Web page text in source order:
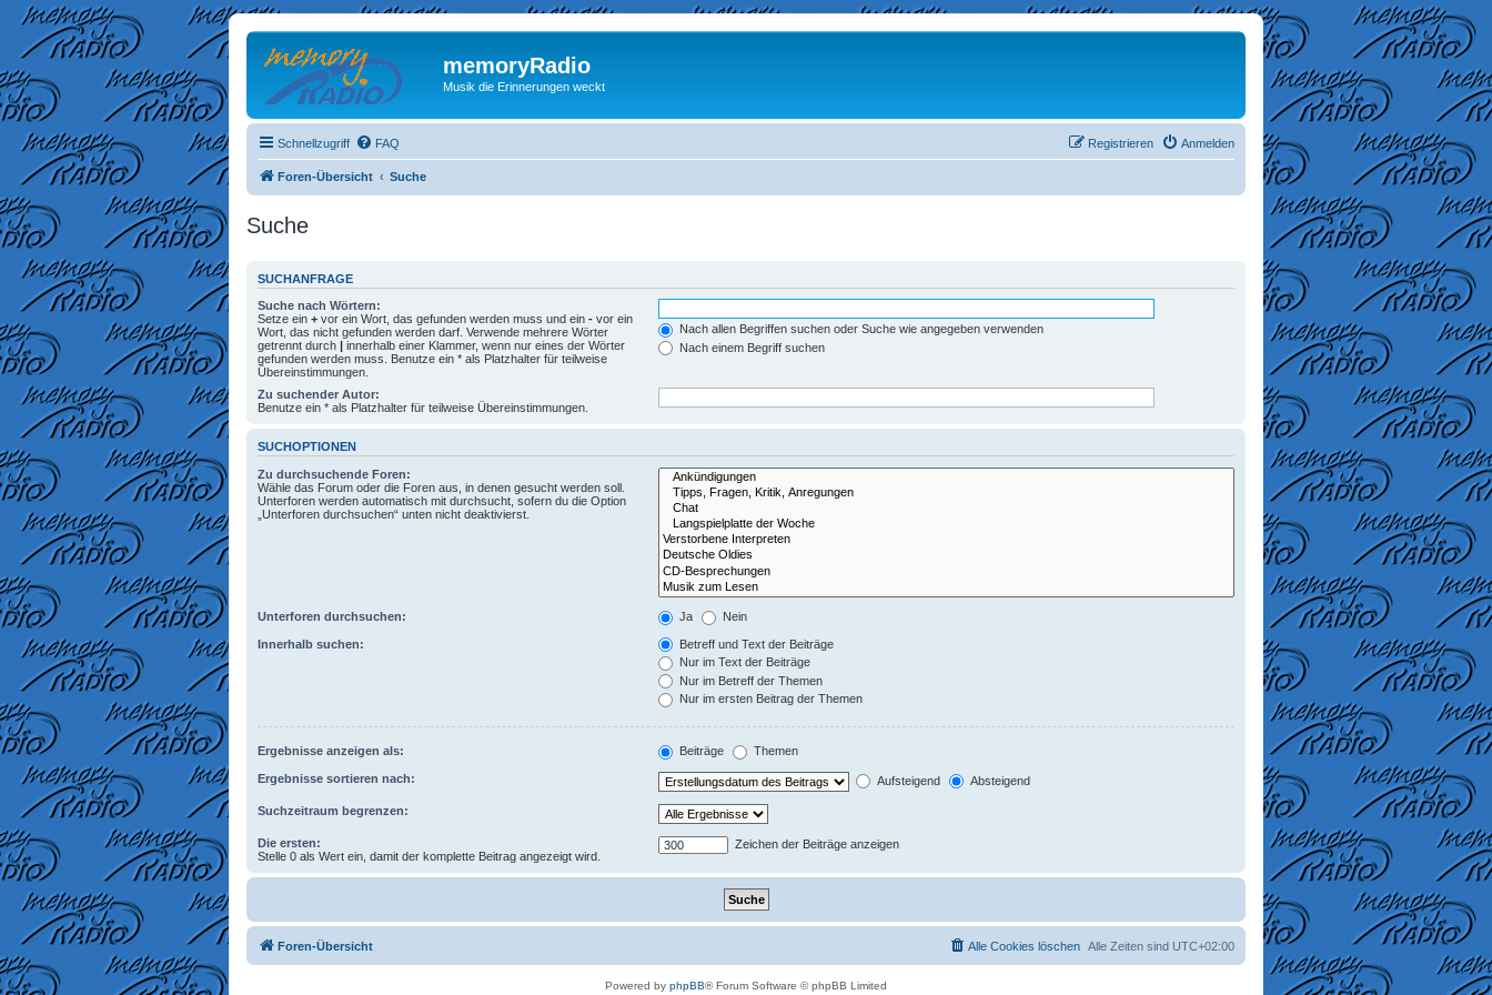
memoryRadio
Musik die Erinnerungen weckt
Schnellzugriff FAQ Anmelden
Registrieren
Foren-Übersicht Suche
Suche
SUCHANFRAGE
Suche nach Wörtern:
Setze ein + vor ein Wort, das gefunden werden muss und ein - vor ein
Wort, das nicht gefunden werden darf. Verwende mehrere Wörter
getrennt durch | innerhalb einer Klammer, wenn nur eines der Wörter
gefunden werden muss. Benutze ein * als Platzhalter für teilweise
Übereinstimmungen.
Nach allen Begriffen suchen oder Suche wie angegeben verwenden
Nach einem Begriff suchen
Zu suchender Autor:
Benutze ein * als Platzhalter für teilweise Übereinstimmungen.
SUCHOPTIONEN
Zu durchsuchende Foren:
Wähle das Forum oder die Foren aus, in denen gesucht werden soll.
Unterforen werden automatisch mit durchsucht, sofern du die Option
„Unterforen durchsuchen“ unten nicht deaktivierst.
Unterforen durchsuchen: Ja Nein
Innerhalb suchen:
Betreff und Text der Beiträge
Nur im Text der Beiträge
Nur im Betreff der Themen
Nur im ersten Beitrag der Themen
Ergebnisse anzeigen als: Beiträge Themen
Ergebnisse sortieren nach: Aufsteigend Absteigend
Suchzeitraum begrenzen:
Die ersten:
Stelle 0 als Wert ein, damit der komplette Beitrag angezeigt wird.
Zeichen der Beiträge anzeigen
Foren-Übersicht Alle Zeiten sind UTC+02:00
Alle Cookies löschen
Powered by phpBB® Forum Software © phpBB Limited